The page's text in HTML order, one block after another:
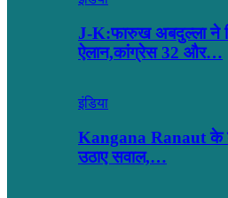
J-K:फारुख अबदुल्ला ने
ऐलान,कांग्रेस 32 और…
इंडिया
Kangana Ranaut के
उठाए सवाल,…